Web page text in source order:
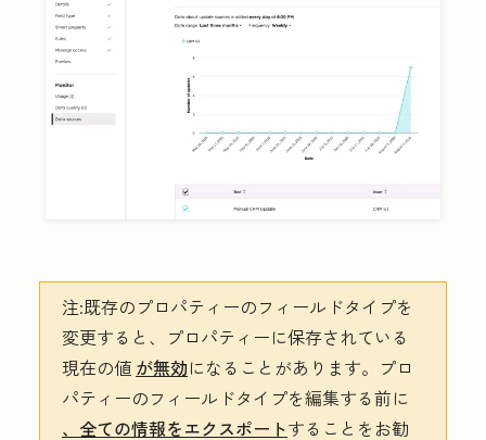
注:既存のプロパティーのフィールドタイプを
変更すると、プロパティーに保存されている
現在の値 が無効になることがあります。プロ
パティーのフィールドタイプを編集する前に
、全ての情報をエクスポートすることをお勧